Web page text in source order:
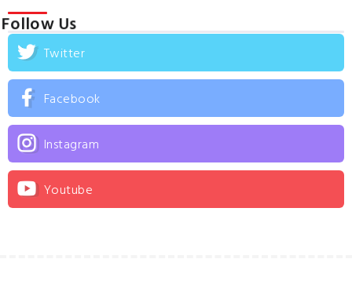
Follow Us
Twitter
Facebook
Instagram
Youtube